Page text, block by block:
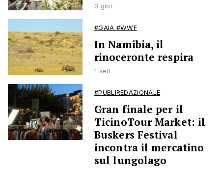
3 gior
#GAIA #WWF
In Namibia, il
rinoceronte respira
1 sett
#PUBLIREDAZIONALE
Gran finale per il
TicinoTour Market: il
Buskers Festival
incontra il mercatino
sul lungolago